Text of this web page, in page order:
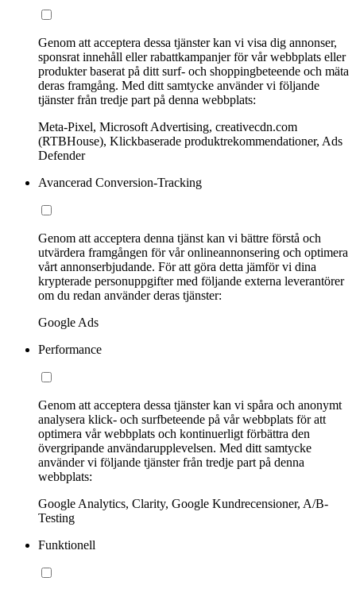
Genom att acceptera dessa tjänster kan vi visa dig annonser,
sponsrat innehåll eller rabattkampanjer för vår webbplats eller
produkter baserat på ditt surf- och shoppingbeteende och mäta
deras framgång. Med ditt samtycke använder vi följande
tjänster från tredje part på denna webbplats:
Meta-Pixel, Microsoft Advertising, creativecdn.com
(RTBHouse), Klickbaserade produktrekommendationer, Ads
Defender
Avancerad Conversion-Tracking
Genom att acceptera denna tjänst kan vi bättre förstå och
utvärdera framgången för vår onlineannonsering och optimera
vårt annonserbjudande. För att göra detta jämför vi dina
krypterade personuppgifter med följande externa leverantörer
om du redan använder deras tjänster:
Google Ads
Performance
Genom att acceptera dessa tjänster kan vi spåra och anonymt
analysera klick- och surfbeteende på vår webbplats för att
optimera vår webbplats och kontinuerligt förbättra den
övergripande användarupplevelsen. Med ditt samtycke
använder vi följande tjänster från tredje part på denna
webbplats:
Google Analytics, Clarity, Google Kundrecensioner, A/B-
Testing
Funktionell